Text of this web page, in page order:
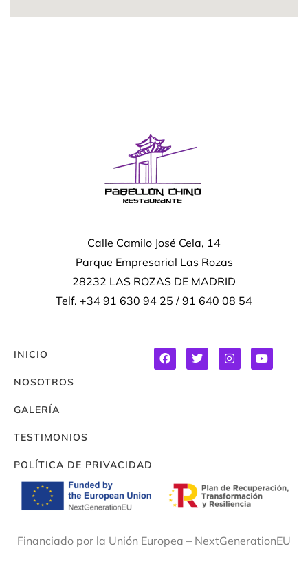
Calle Camilo José Cela, 14
Parque Empresarial Las Rozas
28232 LAS ROZAS DE MADRID
Telf. +34 91 630 94 25 / 91 640 08 54
INICIO
NOSOTROS
GALERÍA
TESTIMONIOS
POLÍTICA DE PRIVACIDAD
Financiado por la Unión Europea – NextGenerationEU